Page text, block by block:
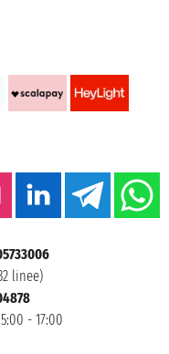
linee)
- 17:00